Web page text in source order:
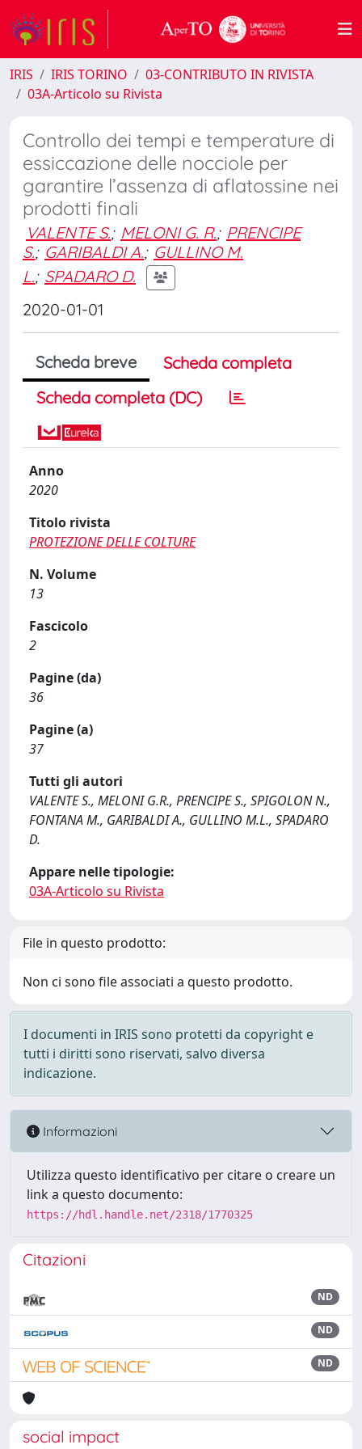
IRIS IRIS TORINO
03-CONTRIBUTO IN RIVISTA
03A-Articolo su Rivista
Controllo dei tempi e temperature di
essiccazione delle nocciole per
garantire l’assenza di aflatossine nei
prodotti finali
VALENTE S.; MELONI G. R.; PRENCIPE
S.; GARIBALDI A.; GULLINO M.
L.; SPADARO D.
2020-01-01
Scheda breve
Scheda completa
Scheda completa (DC)
Anno
2020
Titolo rivista
PROTEZIONE DELLE COLTURE
N. Volume
13
Fascicolo
2
Pagine (da)
36
Pagine (a)
37
Tutti gli autori
VALENTE S., MELONI G.R., PRENCIPE S., SPIGOLON N.,
FONTANA M., GARIBALDI A., GULLINO M.L., SPADARO
D.
Appare nelle tipologie:
03A-Articolo su Rivista
File in questo prodotto:
Non ci sono file associati a questo prodotto.
I documenti in IRIS sono protetti da copyright e
tutti i diritti sono riservati, salvo diversa
indicazione.
Informazioni
Utilizza questo identificativo per citare o creare un
link a questo documento:
https://hdl.handle.net/2318/1770325
Citazioni
ND
ND
ND
social impact